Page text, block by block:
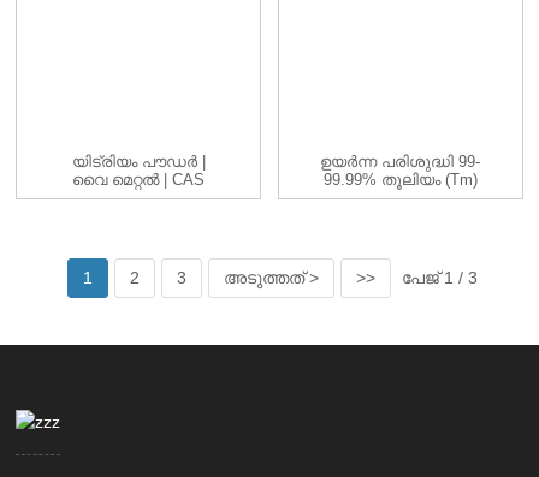
യിട്രിയം പൗഡർ |
വൈ മെറ്റൽ | CAS
7440-65-5 | -200...
ഉയർന്ന പരിശുദ്ധി 99-
99.99% തൂലിയം (Tm)
ലോഹ മൂലകം
1 2 3 അടുത്തത് > >> പേജ് 1 / 3